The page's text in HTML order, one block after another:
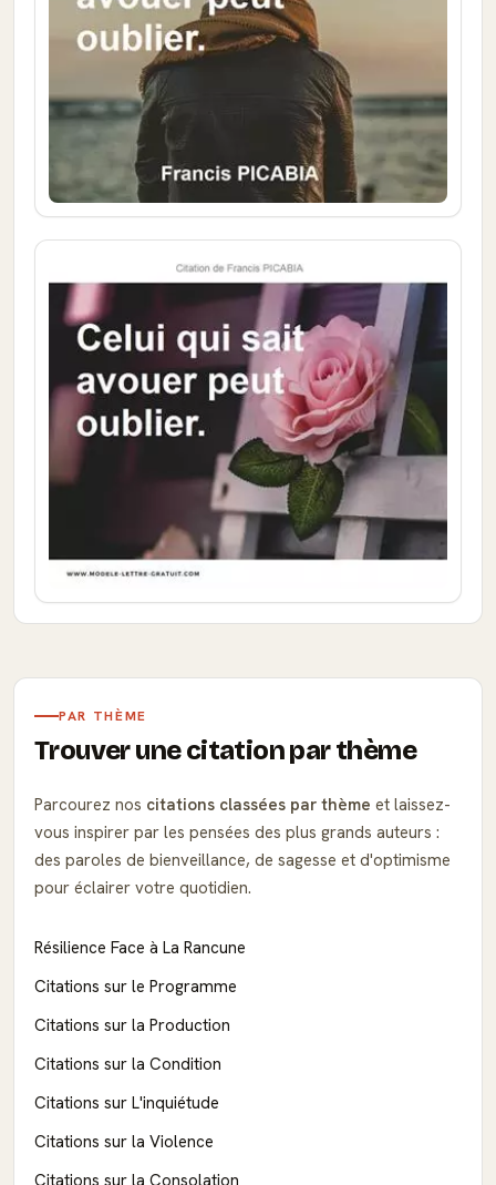
PAR THÈME
Trouver une citation par thème
Parcourez nos citations classées par thème et laissez-
vous inspirer par les pensées des plus grands auteurs :
des paroles de bienveillance, de sagesse et d'optimisme
pour éclairer votre quotidien.
Résilience Face à La Rancune
Citations sur le Programme
Citations sur la Production
Citations sur la Condition
Citations sur L'inquiétude
Citations sur la Violence
Citations sur la Consolation